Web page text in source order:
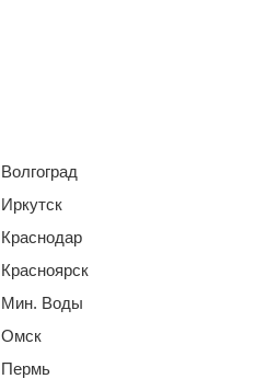
Волгоград
Иркутск
Краснодар
Красноярск
Мин. Воды
Омск
Пермь